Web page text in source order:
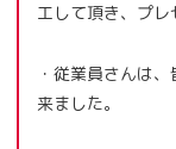
工して頂き、プレ
・従業員さんは
来ました。